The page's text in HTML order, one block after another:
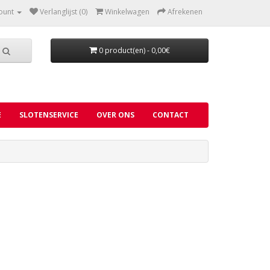
Verlanglijst (0) Winkelwagen Afrekenen
0 product(en) - 0,00€
SLOTENSERVICE OVER ONS CONTACT